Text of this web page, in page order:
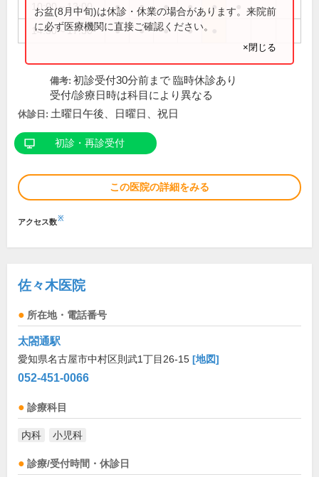
10:00～13:00 ● ● ● ● ●
14:30～17:30 ● ● ● ●
お盆(8月中旬)は休診・休業の場合があります。来院前
に必ず医療機関に直接ご確認ください。
×閉じる
備考: 初診受付30分前まで 臨時休診あり
受付/診療日時は科目により異なる
休診日: 土曜日午後、日曜日、祝日
初診・再診受付
この医院の詳細をみる
アクセス数※
佐々木医院
所在地・電話番号
太閤通駅
愛知県名古屋市中村区則武1丁目26-15 [地図]
052-451-0066
診療科目
内科 小児科
診療/受付時間・休診日